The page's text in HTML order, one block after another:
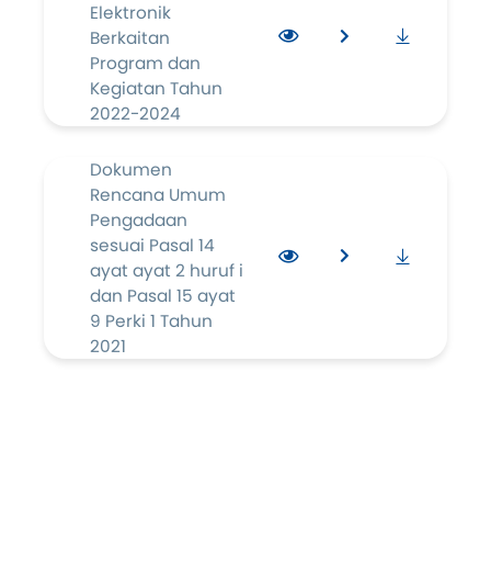
Elektronik
Berkaitan
Program dan
Kegiatan Tahun
2022-2024
Dokumen
Rencana Umum
Pengadaan
sesuai Pasal 14
ayat ayat 2 huruf i
dan Pasal 15 ayat
9 Perki 1 Tahun
2021